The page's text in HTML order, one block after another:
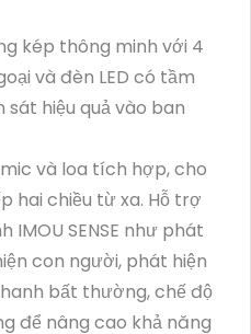
kép thông minh với 4
và đèn LED có tầm
sát hiệu quả vào ban
và loa tích hợp, cho
hai chiều từ xa. Hỗ trợ
SENSE như phát
con người, phát hiện
bất thường, chế độ
để nâng cao khả năng